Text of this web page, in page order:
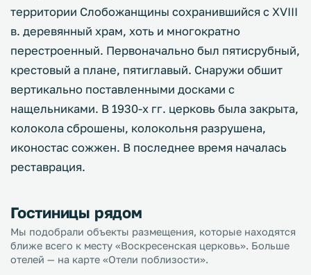
территории Слобожанщины сохранившийся с XVIII
в. деревянный храм, хоть и многократно
перестроенный. Первоначально был пятисрубный,
крестовый а плане, пятиглавый. Снаружи обшит
вертикально поставленными досками с
нащельниками. В 1930-х гг. церковь была закрыта,
колокола сброшены, колокольня разрушена,
иконостас сожжен. В последнее время началась
реставрация.
Гостиницы рядом
Мы подобрали объекты размещения, которые находятся
ближе всего к месту «Воскресенская церковь». Больше
отелей — на карте «Отели поблизости».